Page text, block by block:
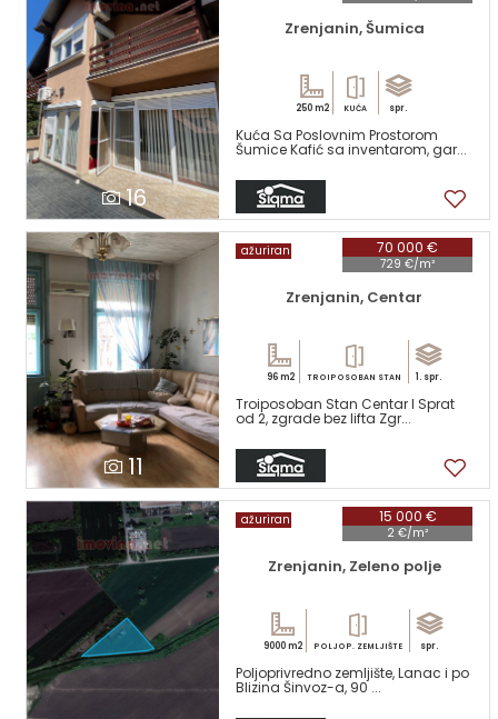
16
Zrenjanin, Šumica
250 m2 KUĆA spr.
Kuća Sa Poslovnim Prostorom
Šumice Kafić sa inventarom, gar...
11
70 000 €
729 €/m²
ažuriran
Zrenjanin, Centar
96 m2 TROIPOSOBAN STAN 1. spr.
Troiposoban Stan Centar I Sprat
od 2, zgrade bez lifta Zgr...
15 000 €
2 €/m²
ažuriran
Zrenjanin, Zeleno polje
9000 m2 POLJOP. ZEMLJIŠTE spr.
Poljoprivredno zemljište, Lanac i po
Blizina Šinvoz-a, 90 ...